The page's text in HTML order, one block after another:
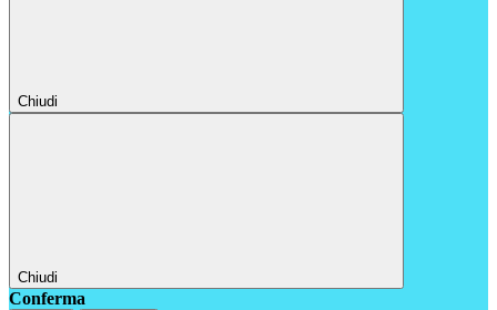
Chiudi
Chiudi
Conferma